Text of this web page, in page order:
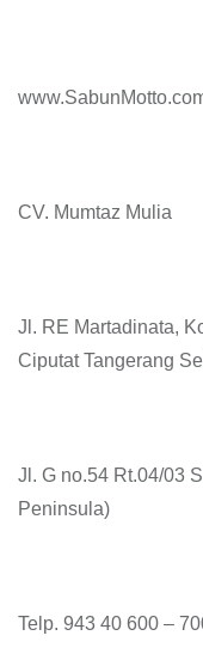
CV. Mumtaz Mulia
Jl. RE Martadinata,
Ciputat Tangerang
Jl. G no.54 Rt.04/03
Peninsula)
Telp. 943 40 600 –